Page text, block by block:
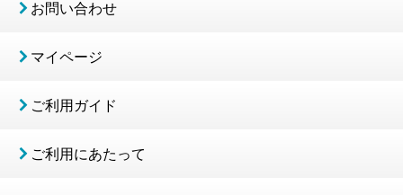
お問い合わせ
マイページ
ご利用ガイド
ご利用にあたって